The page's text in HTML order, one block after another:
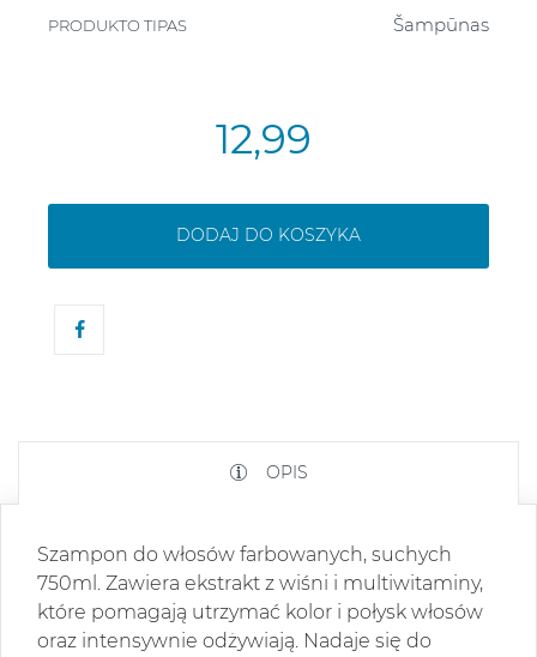
PRODUKTO TIPAS Šampūnas
12,99
DODAJ DO KOSZYKA
OPIS
Szampon do włosów farbowanych, suchych
750ml. Zawiera ekstrakt z wiśni i multiwitaminy,
które pomagają utrzymać kolor i połysk włosów
oraz intensywnie odżywiają. Nadaje się do